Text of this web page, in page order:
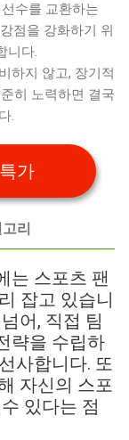
수를 교환하는
점을 강화하기 위
니다.
하지 않고, 장기적
히 노력하면 결국
.
가
리
는 스포츠 팬
잡고 있습니
어, 직접 팀
략을 수립하
사합니다. 또
자신의 스포
있다는 점